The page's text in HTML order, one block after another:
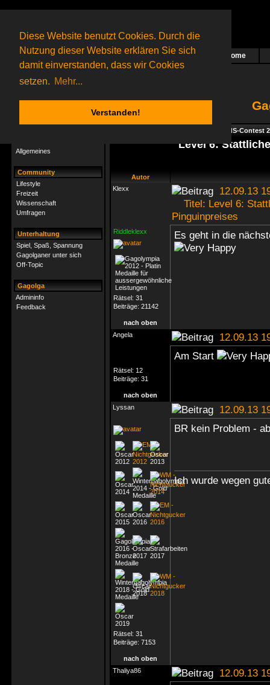
Diese Website benutzt Cookies. Durch die
Nutzung dieser Website erklären Sie sich
damit einverstanden, dass wir Cookies
setzen. Mehr...
Verstanden!
Das nächste Rätsel ist in Arbeit Home
6 Gagolganeronline(0 registrierte und 6 Gäste)
Gagolganer:
9732Rätsel online:
Allgemeines
Community
Lifestyle
Freizeit
Wissenschaft
Umfragen
Unterhaltung
Spiel, Spaß, Spannung
Gagolganer unter sich
Off-Topic
Gagolga
Admininfo
Feedback
Specials - GsdS-Contest
Level 6:
Autor
Klexx
12.09.13
Titel: Level 6:
Pinguinpreises
Riddleklexx
Rätsel: 31
Beiträge: 21142
Es geht in die
nach oben
Angela
12.09.13
Rätsel: 12
Beiträge: 31
Am Start
nach oben
Lyssan
12.09.13
Rätsel: 31
Beiträge: 7153
BR kein Problem -
Ich wurde wegen
nach oben
Thaliya86
12.09.13